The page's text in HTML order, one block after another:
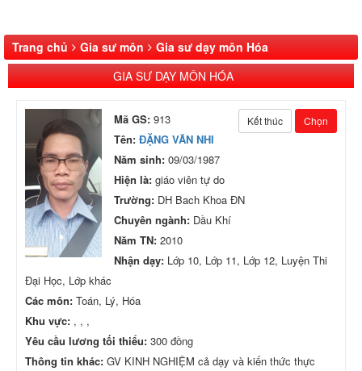
Trang chủ Gia sư môn
Gia sư dạy môn Hóa
GIA SƯ DẠY MÔN HÓA
Kết thúc Chọn
Mã GS: 913
Tên: ĐẶNG VĂN NHI
Năm sinh: 09/03/1987
Hiện là: giáo viên tự do
Trường: DH Bach Khoa ĐN
Chuyên ngành: Dầu Khí
Năm TN: 2010
Nhận dạy: Lớp 10, Lớp 11, Lớp 12, Luyện Thi
Đại Học, Lớp khác
Các môn: Toán, Lý, Hóa
Khu vực: , , ,
Yêu cầu lương tối thiểu: 300 đồng
Thông tin khác: GV KINH NGHIỆM cả dạy và kiến thức thực